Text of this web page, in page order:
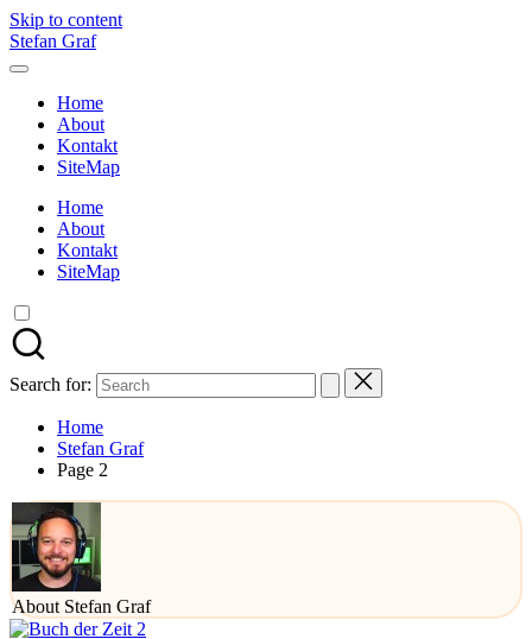
Skip to content
Stefan Graf
Home
About
Kontakt
SiteMap
Home
About
Kontakt
SiteMap
Search for:
Home
Stefan Graf
Page 2
About Stefan Graf